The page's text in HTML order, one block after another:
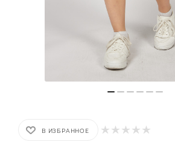
В ИЗБРАННОЕ